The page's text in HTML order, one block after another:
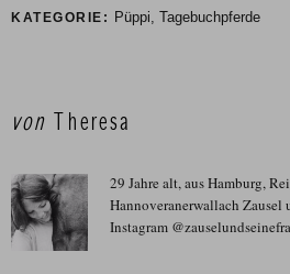
KATEGORIE: Püppi, Tagebuchpferde
von Theresa
29 Jahre alt, aus Hamburg,
Hannoveranerwallach Zausel
Instagram